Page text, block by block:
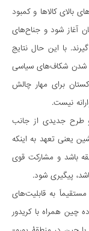
کالاها و کمبود
آغاز شود و جناح‌های
با این حال نتایج
شدن شکاف‌های سیاسی
برای مهار چالش
نیست.
طرح جدیدی از جانب
یعنی تعهد به اینکه
باشد و مشارکت قوی
پیگیری شود.
به قابلیت‌های
چین همراه با کریدور